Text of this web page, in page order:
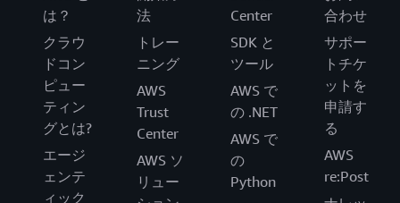
は？
クラウ
ドコン
ピュー
ティン
グとは?
エージ
ェンテ
ィック
法
トレー
ニング
AWS
Trust
Center
AWS ソ
リュー
Center
SDK と
ツール
AWS で
の .NET
AWS で
の
Python
合わせ
サポー
トチケ
ットを
申請す
る
AWS
re:Post